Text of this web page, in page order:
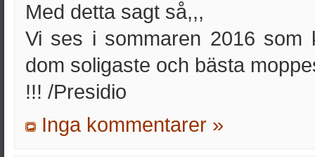
Med detta sagt så,,,
Vi ses i sommaren 2016 som
dom soligaste och bästa
!!! /Presidio
Inga kommentarer »